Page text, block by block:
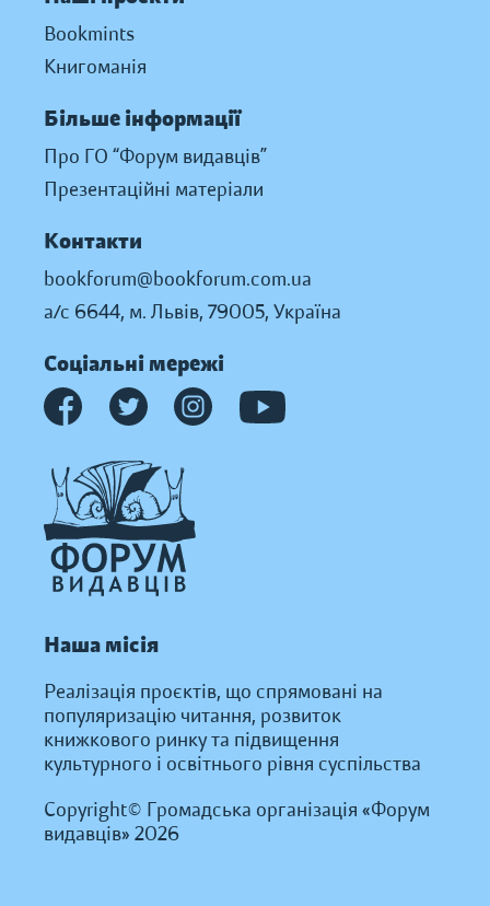
Bookmints
Книгоманія
Більше інформації
Про ГО “Форум видавців”
Презентаційні матеріали
Контакти
bookforum@bookforum.com.ua
а/с 6644, м. Львів, 79005, Україна
Соціальні мережі
Наша місія
Реалізація проєктів, що спрямовані на
популяризацію читання, розвиток
книжкового ринку та підвищення
культурного і освітнього рівня суспільства
Copyright© Громадська організація «Форум
видавців» 2026